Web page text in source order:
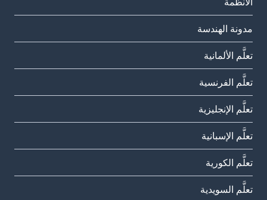
مدونة الهندسة
تعلَّم الألمانية
تعلَّم الفرنسية
تعلَّم الإنجليزية
تعلَّم الإسبانية
تعلَّم الكورية
تعلَّم السويدية